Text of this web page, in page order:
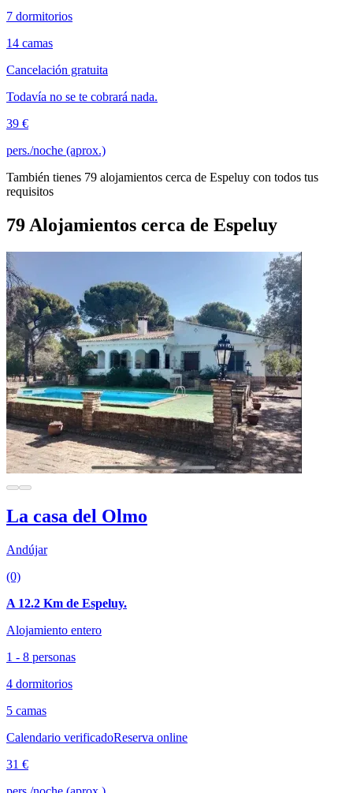
7 dormitorios
14 camas
Cancelación gratuita
Todavía no se te cobrará nada.
39 €
pers./noche (aprox.)
También tienes 79 alojamientos cerca de Espeluy con todos tus
requisitos
79 Alojamientos cerca de Espeluy
La casa del Olmo
Andújar
(0)
A 12.2 Km de Espeluy.
Alojamiento entero
1 - 8 personas
4 dormitorios
5 camas
Calendario verificadoReserva online
31 €